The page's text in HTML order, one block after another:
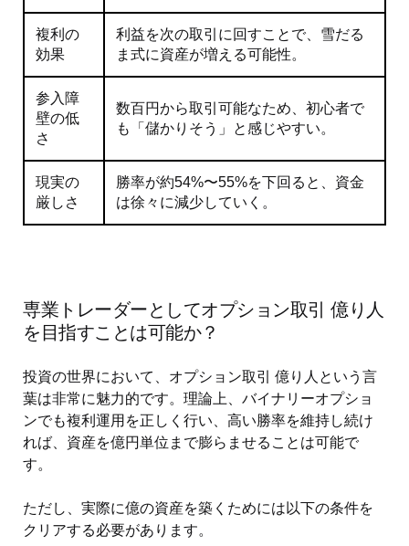
複利の
効果
利益を次の取引に回すことで、雪だる
ま式に資産が増える可能性。
参入障
壁の低
さ
数百円から取引可能なため、初心者で
も「儲かりそう」と感じやすい。
現実の
厳しさ
勝率が約54%〜55%を下回ると、資金
は徐々に減少していく。
専業トレーダーとしてオプション取引 億り人
を目指すことは可能か？
投資の世界において、オプション取引 億り人という言
葉は非常に魅力的です。理論上、バイナリーオプショ
ンでも複利運用を正しく行い、高い勝率を維持し続け
れば、資産を億円単位まで膨らませることは可能で
す。
ただし、実際に億の資産を築くためには以下の条件を
クリアする必要があります。